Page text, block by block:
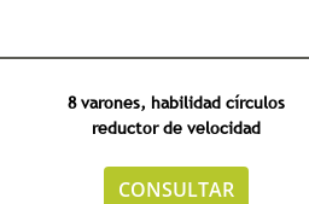
8 varones, habilidad círculos
reductor de velocidad
CONSULTAR